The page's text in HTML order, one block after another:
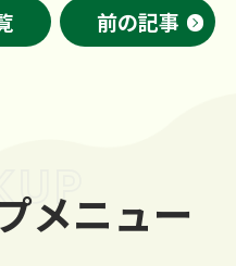
前の記事
メニュー